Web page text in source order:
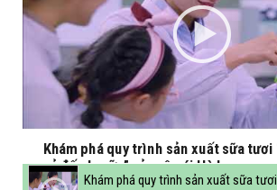
Khám phá quy trình sản xuất sữa tươi
cỏ đến ly sữa” của cô gái Hà Lan
Khám phá quy trình sản xuất sữa